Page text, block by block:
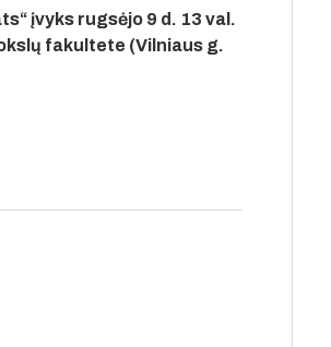
įvyks rugsėjo 9 d. 13 val.
fakultete (Vilniaus g.